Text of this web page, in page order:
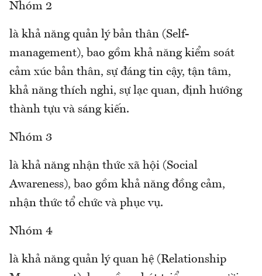
Nhóm 2
là khả năng quản lý bản thân (Self-
management), bao gồm khả năng kiểm soát
cảm xúc bản thân, sự đáng tin cậy, tận tâm,
khả năng thích nghi, sự lạc quan, định hướng
thành tựu và sáng kiến.
Nhóm 3
là khả năng nhận thức xã hội (Social
Awareness), bao gồm khả năng đồng cảm,
nhận thức tổ chức và phục vụ.
Nhóm 4
là khả năng quản lý quan hệ (Relationship